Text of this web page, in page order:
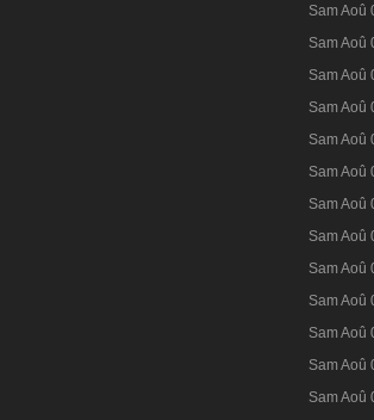
Sam Aoû
Sam Aoû
Sam Aoû
Sam Aoû
Sam Aoû
Sam Aoû
Sam Aoû
Sam Aoû
Sam Aoû
Sam Aoû
Sam Aoû
Sam Aoû
Sam Aoû